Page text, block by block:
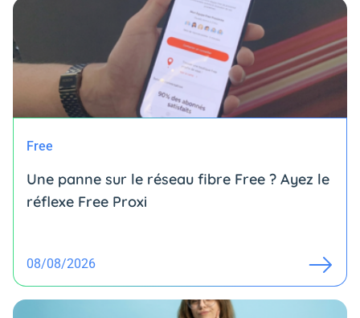
Free
Une panne sur le réseau fibre Free ? Ayez le
réflexe Free Proxi
08/08/2026